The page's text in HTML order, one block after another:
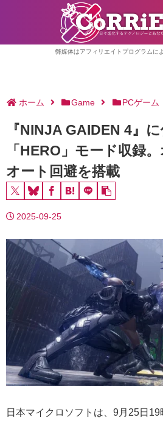
弊媒体はアフィリエイトプログラムに
ホーム Game PCゲーム
『NINJA GAIDEN 4』
「HERO」モード収録
オート回避を搭載
2025-09-25
日本マイクロソフトは、9月25日